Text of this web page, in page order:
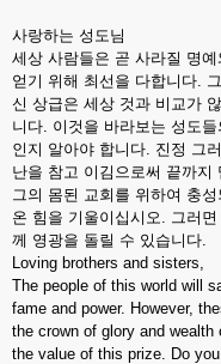
사랑하는 성도님
세상 사람들은 곧 사라질 명
얻기 위해 최선을 다합니다.
신 상급은 세상 것과 비교가
니다. 이것을 바라보는 성도
인지 알아야 합니다. 진정 그
난을 참고 이김으로써 끝까지
그의 몸된 교회를 위하여 충
온 힘을 기울이십시오. 그러
께 영광을 돌릴 수 있습니다.
Loving brothers and sisters,
The people of this world will
fame and power. However,
the crown of glory and
the value of this prize. Do